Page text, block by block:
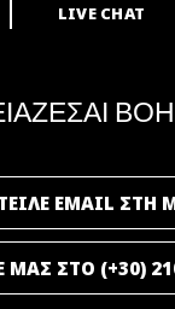
LOVER?
LIVE CHAT
EMAIL ΣΤΗ
ΜΑΣ ΣΤΟ (+30)